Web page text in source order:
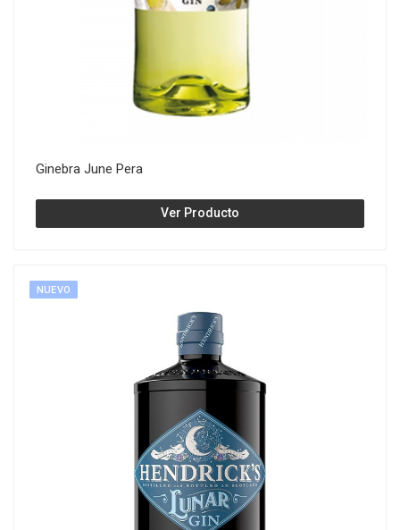
Ginebra June Pera
Ver Producto
NUEVO